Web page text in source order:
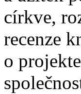
církve,
recenze
o